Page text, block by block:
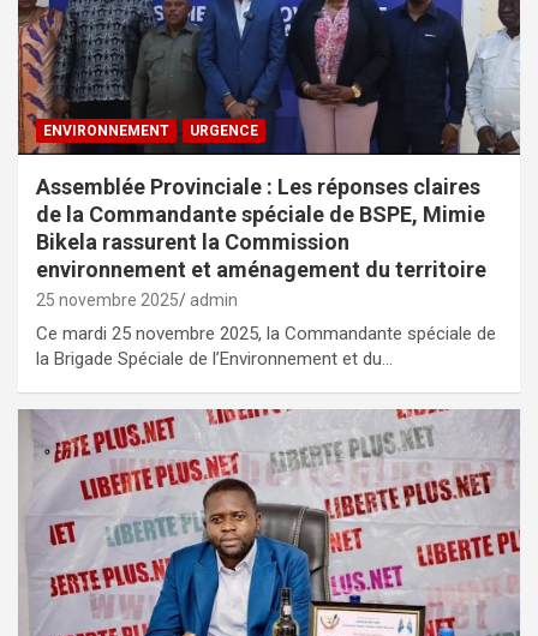
ENVIRONNEMENT URGENCE
Assemblée Provinciale : Les réponses claires
de la Commandante spéciale de BSPE, Mimie
Bikela rassurent la Commission
environnement et aménagement du territoire
25 novembre 2025 admin
Ce mardi 25 novembre 2025, la Commandante spéciale de
la Brigade Spéciale de l’Environnement et du…